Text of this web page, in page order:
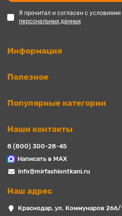
Я прочитал и согласен с условиями
персональных данных
Информация
Полезное
Популярные категории
Наши контакты
8 (800) 300-28-45
Написать в MAX
info@mirfashiontkani.ru
Наш адрес
Краснодар, ул. Коммунаров 266/